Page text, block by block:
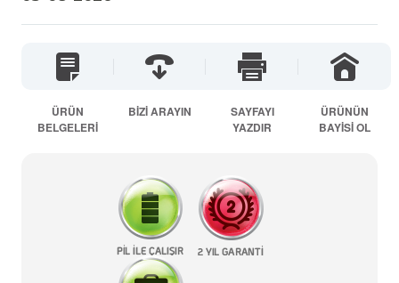
ÜRÜN
BELGELERİ
BİZİ ARAYIN
SAYFAYI
YAZDIR
ÜRÜNÜN
BAYİSİ OL